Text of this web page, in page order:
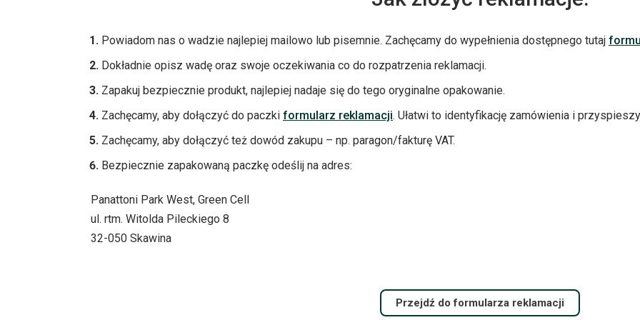
Powiadom nas o wadzie najlepiej mailowo lub pisemnie. Zachęcamy do wypełnienia dostępnego tutaj
Dokładnie opisz wadę oraz swoje oczekiwania co do rozpatrzenia reklamacji.
Zapakuj bezpiecznie produkt, najlepiej nadaje się do tego oryginalne opakowanie.
Zachęcamy, aby dołączyć do paczki formularz reklamacji. Ułatwi to identyfikację zamówienia i
Zachęcamy, aby dołączyć też dowód zakupu – np. paragon/fakturę VAT.
Bezpiecznie zapakowaną paczkę odeślij na adres:
Panattoni Park West, Green Cell
ul. rtm. Witolda Pileckiego 8
32-050 Skawina
Przejdź do formularza reklamacji